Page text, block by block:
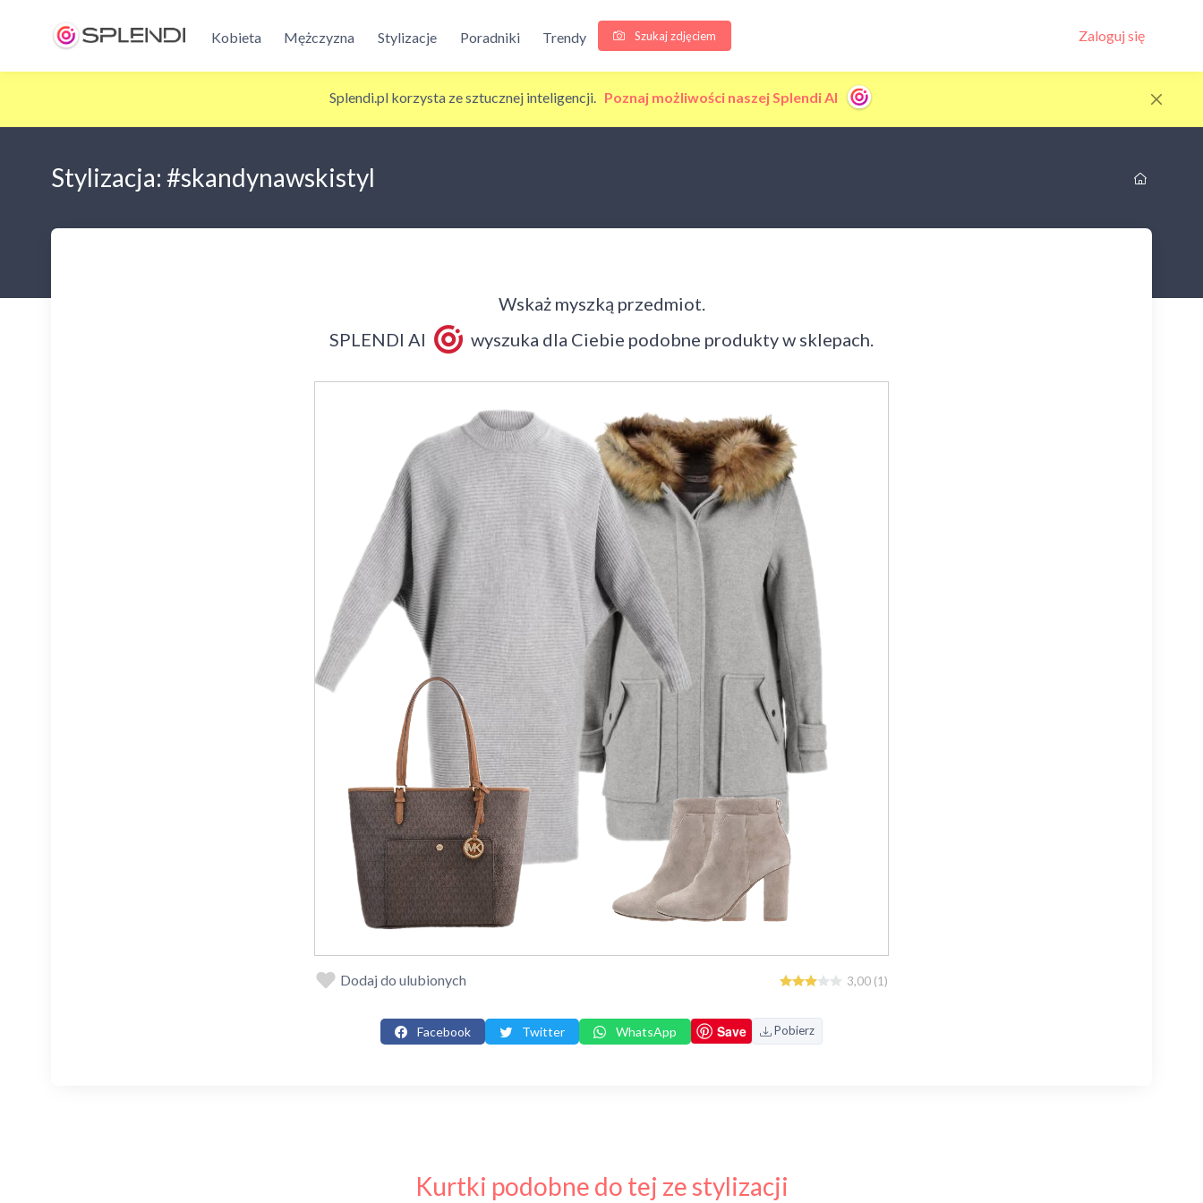
Kobieta Mężczyzna Stylizacje Poradniki Trendy Szukaj zdjęciem Zaloguj się
Splendi.pl korzysta ze sztucznej inteligencji. Poznaj możliwości naszej Splendi AI
Stylizacja: #skandynawskistyl
Wskaż myszką przedmiot.
SPLENDI AI
wyszuka dla Ciebie podobne produkty w sklepach.
Dodaj do ulubionych 3,00 (1)
Facebook Twitter WhatsApp Save Pobierz
Kurtki podobne do tej ze stylizacji